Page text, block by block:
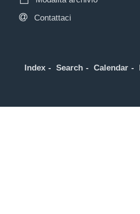
Contattaci
Index Search Calendar